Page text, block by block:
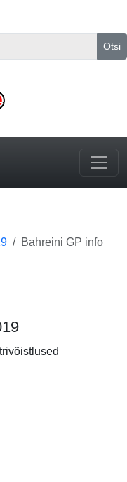
Otsi
Bahreini GP info